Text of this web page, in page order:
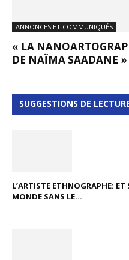
ANNONCES ET COMMUNIQUÉS
« LA
DE NAÏMA SAADANE »
SUGGESTIONS DE
L’ARTISTE ETHNOGRAPHE:
MONDE SANS LE...